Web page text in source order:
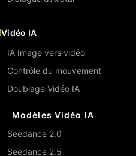
Vidéo IA
IA Image vers vidéo
Contrôle du mouvement
Doublage Vidéo IA
Modèles Vidéo IA
Seedance 2.0
Seedance 2.5